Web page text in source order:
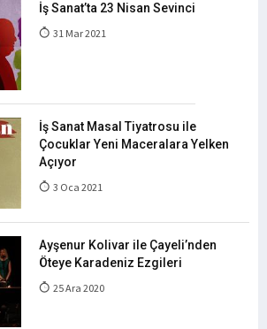
İş Sanat’ta 23 Nisan Sevinci
31 Mar 2021
İş Sanat Masal Tiyatrosu ile
Çocuklar Yeni Maceralara Yelken
Açıyor
3 Oca 2021
Ayşenur Kolivar ile Çayeli’nden
Öteye Karadeniz Ezgileri
25 Ara 2020